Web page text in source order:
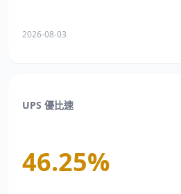
2026-08-03
UPS 優比速
46.25%